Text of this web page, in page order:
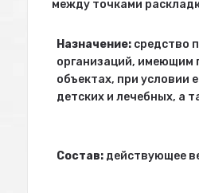
между точками
Назначение: средство
организаций, имеющим
объектах, при условии
детских и лечебных, а
Состав: действующее